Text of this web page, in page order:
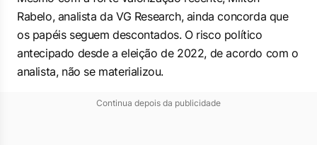
Rabelo, analista da VG Research, ainda concorda que
os papéis seguem descontados. O risco político
antecipado desde a eleição de 2022, de acordo com o
analista, não se materializou.
Continua depois da publicidade